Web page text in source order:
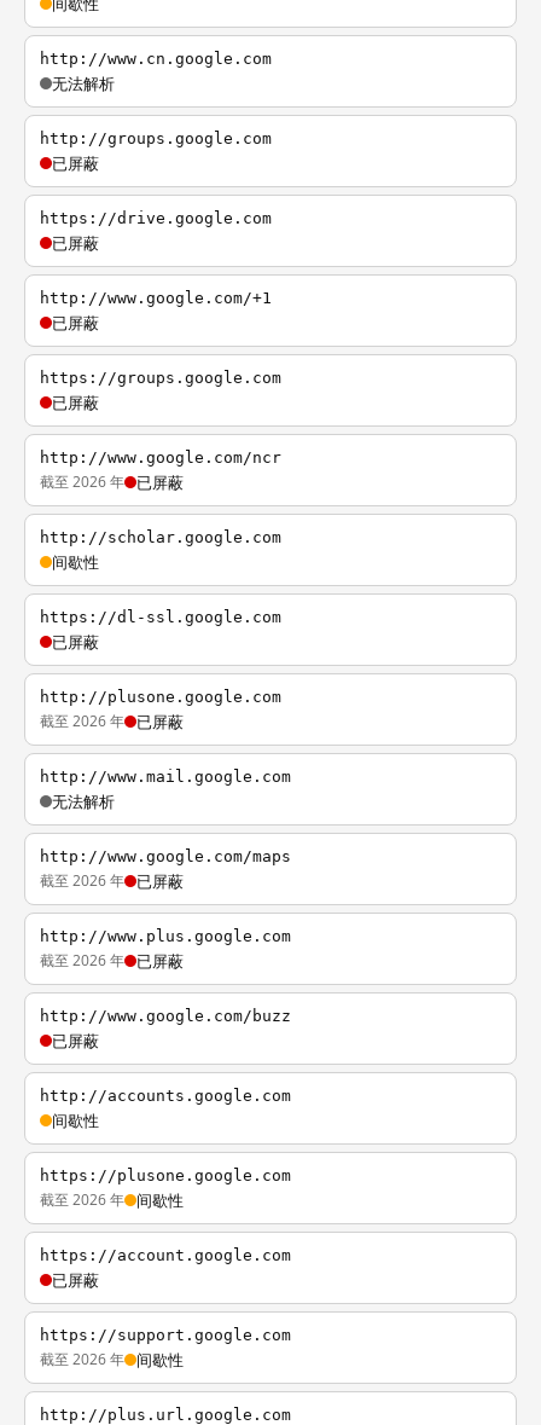
http://www.cn.google.com
无法解析
http://groups.google.com
已屏蔽
https://drive.google.com
已屏蔽
http://www.google.com/+1
已屏蔽
https://groups.google.com
已屏蔽
http://www.google.com/ncr
截至 2026 年 已屏蔽
http://scholar.google.com
间歇性
https://dl-ssl.google.com
已屏蔽
http://plusone.google.com
截至 2026 年 已屏蔽
http://www.mail.google.com
无法解析
http://www.google.com/maps
截至 2026 年 已屏蔽
http://www.plus.google.com
截至 2026 年 已屏蔽
http://www.google.com/buzz
已屏蔽
http://accounts.google.com
间歇性
https://plusone.google.com
截至 2026 年 间歇性
https://account.google.com
已屏蔽
https://support.google.com
截至 2026 年 间歇性
http://plus.url.google.com